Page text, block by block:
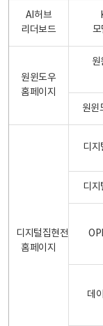
AI허브
리더보드
원윈도우
홈페이지
원
원윈
디지털집현전
홈페이지
디지
디지
데